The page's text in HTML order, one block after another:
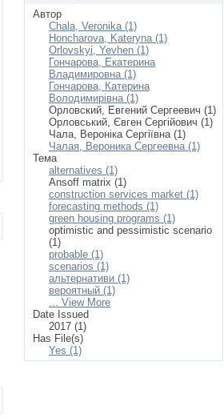
Автор
Chala, Veronika (1)
Honcharova, Kateryna (1)
Orlovskyi, Yevhen (1)
Гончарова, Екатерина
Владимировна (1)
Гончарова, Катерина
Володимирівна (1)
Орловский, Евгений Сергеевич (1)
Орловський, Євген Сергійович (1)
Чала, Вероніка Сергіївна (1)
Чалая, Вероника Сергеевна (1)
Тема
alternatives (1)
Ansoff matrix (1)
construction services market (1)
forecasting methods (1)
green housing programs (1)
optimistic and pessimistic scenario
(1)
probable (1)
scenarios (1)
альтернативи (1)
вероятный (1)
... View More
Date Issued
2017 (1)
Has File(s)
Yes (1)